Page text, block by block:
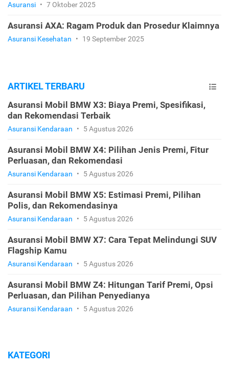
Asuransi • 7 Oktober 2025
Asuransi AXA: Ragam Produk dan Prosedur Klaimnya
Asuransi Kesehatan • 19 September 2025
ARTIKEL TERBARU
Asuransi Mobil BMW X3: Biaya Premi, Spesifikasi,
dan Rekomendasi Terbaik
Asuransi Kendaraan • 5 Agustus 2026
Asuransi Mobil BMW X4: Pilihan Jenis Premi, Fitur
Perluasan, dan Rekomendasi
Asuransi Kendaraan • 5 Agustus 2026
Asuransi Mobil BMW X5: Estimasi Premi, Pilihan
Polis, dan Rekomendasinya
Asuransi Kendaraan • 5 Agustus 2026
Asuransi Mobil BMW X7: Cara Tepat Melindungi SUV
Flagship Kamu
Asuransi Kendaraan • 5 Agustus 2026
Asuransi Mobil BMW Z4: Hitungan Tarif Premi, Opsi
Perluasan, dan Pilihan Penyedianya
Asuransi Kendaraan • 5 Agustus 2026
KATEGORI